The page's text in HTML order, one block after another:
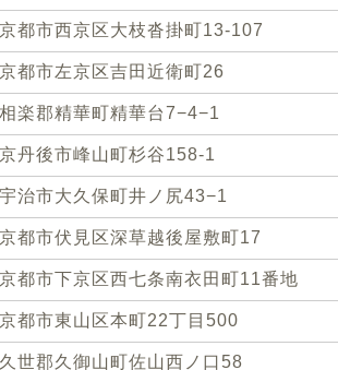
京都市西京区大枝沓掛町13-107
京都市左京区吉田近衛町26
相楽郡精華町精華台7−4−1
京丹後市峰山町杉谷158-1
宇治市大久保町井ノ尻43−1
京都市伏見区深草越後屋敷町17
京都市下京区西七条南衣田町11番地
京都市東山区本町22丁目500
久世郡久御山町佐山西ノ口58